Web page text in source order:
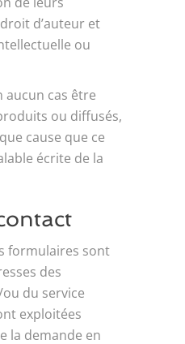
d’auteur et
ou
aucun cas être
ou diffusés,
cause que ce
écrite de la
formulaires sont
des
du service
exploitées
la demande en